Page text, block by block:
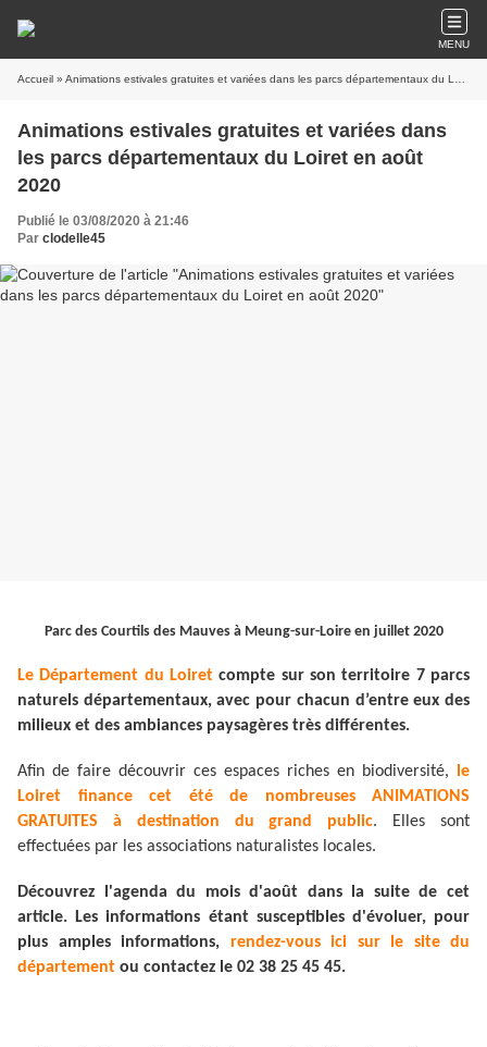
MENU
Accueil » Animations estivales gratuites et variées dans les parcs départementaux du Loiret en août 2020
Animations estivales gratuites et variées dans
les parcs départementaux du Loiret en août
2020
Publié le 03/08/2020 à 21:46
Par clodelle45
Parc des Courtils des Mauves à Meung-sur-Loire en juillet 2020
Le Département du Loiret compte sur son territoire 7 parcs
naturels départementaux, avec pour chacun d’entre eux des
milieux et des ambiances paysagères très différentes.
Afin de faire découvrir ces espaces riches en biodiversité,
le
Loiret finance cet été de nombreuses ANIMATIONS
GRATUITES à destination du grand public. Elles sont
effectuées par les associations naturalistes locales.
Découvrez l'agenda du mois d'août dans la suite de cet
article. Les informations étant susceptibles d'évoluer, pour
plus amples informations, rendez-vous ici sur le site du
département ou contactez le 02 38 25 45 45.